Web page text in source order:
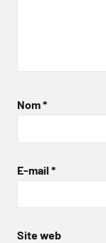
Nom*
E-mail *
Site web